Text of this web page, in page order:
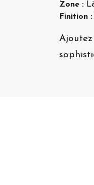
Zone :
Finition :